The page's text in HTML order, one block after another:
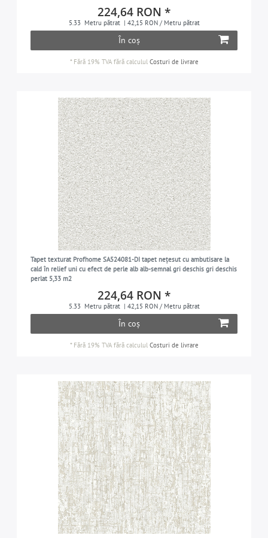
224,64 RON *
5.33 Metru pătrat | 42,15 RON / Metru pătrat
În coș
* Fără 19% TVAfără calculul Costuri de livrare
Tapet texturat Profhome SA524081-DI tapet nețesut cu ambutisare la
cald în relief uni cu efect de perle alb alb-semnal gri deschis gri deschis
perlat 5,33 m2
224,64 RON *
5.33 Metru pătrat | 42,15 RON / Metru pătrat
În coș
* Fără 19% TVAfără calculul Costuri de livrare